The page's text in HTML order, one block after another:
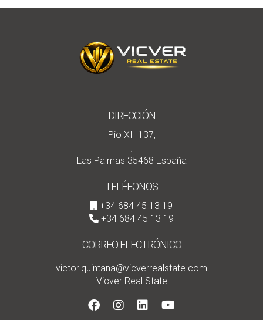
DIRECCIÓN
Pio XII 137,
,
Las Palmas 35468 España
TELÉFONOS
+34 684 45 13 19
+34 684 45 13 19
CORREO ELECTRÓNICO
victor.quintana@vicverrealstate.com
Vicver Real State